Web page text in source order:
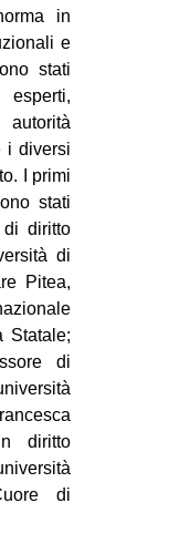
in
e
stati
i diversi
I primi
stati
di diritto
di
Pitea,
Statale;
di
diritto
di